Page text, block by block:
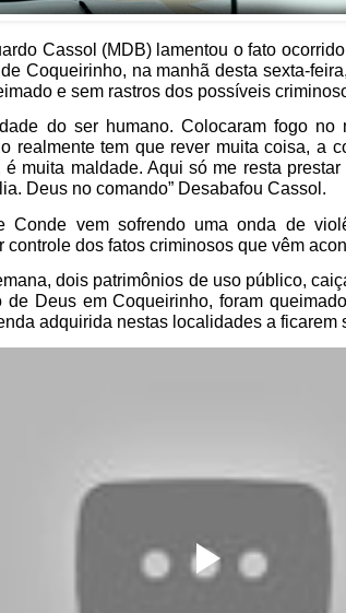
Cassol (MDB) lamentou o fato
Coqueirinho, na manhã desta sexta-
e sem rastros dos possíveis
do ser humano. Colocaram fogo no
realmente tem que rever muita coisa, a
é muita maldade. Aqui só me resta
Deus no comando” Desabafou Cassol.
Conde vem sofrendo uma onda de
controle dos fatos criminosos que vêm
dois patrimônios de uso público,
de Deus em Coqueirinho, foram
adquirida nestas localidades a ficarem